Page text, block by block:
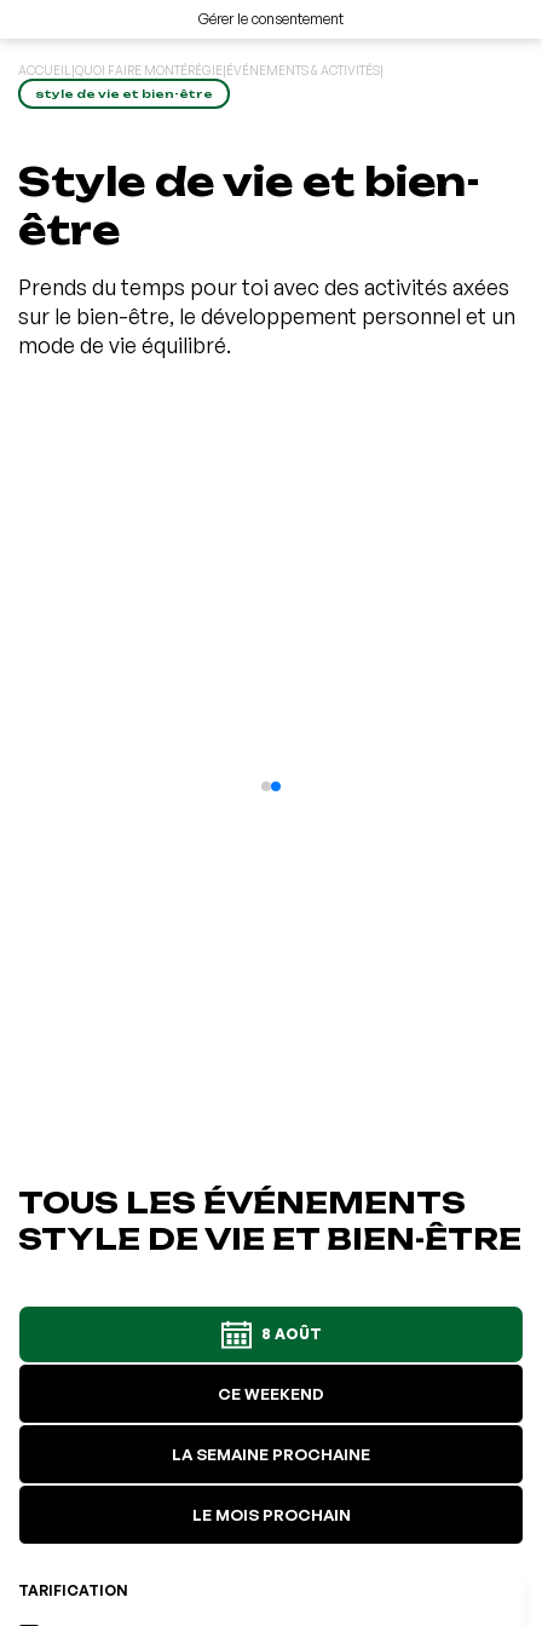
Gérer le consentement
ACCUEIL |QUOI FAIRE MONTÉRÉGIE|ÉVÉNEMENTS & ACTIVITÉS|
style de vie et bien-être
Style de vie et bien-
être
Prends du temps pour toi avec des activités axées
sur le bien-être, le développement personnel et un
mode de vie équilibré.
TOUS LES ÉVÉNEMENTS
STYLE DE VIE ET BIEN-ÊTRE
8 AOÛT
CE WEEKEND
LA SEMAINE PROCHAINE
LE MOIS PROCHAIN
TARIFICATION